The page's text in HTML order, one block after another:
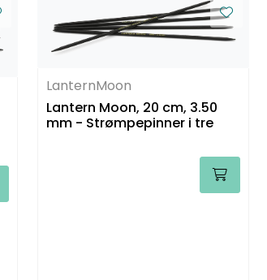
LanternMoon
Lantern Moon, 20 cm, 3.50
mm - Strømpepinner i tre